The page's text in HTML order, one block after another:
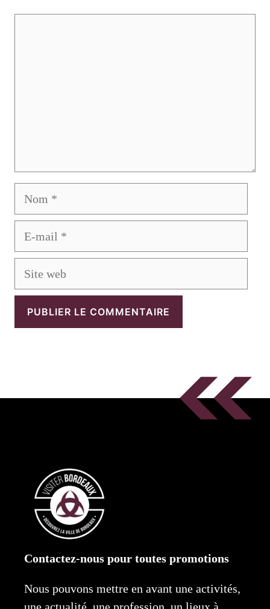
Contactez-nous pour toutes promotions
Nous pouvons mettre en avant une activités,